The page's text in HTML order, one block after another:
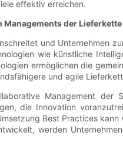
effektiv erreichen.
der Lieferkette
und Unternehmen
wie künstliche
ermöglichen die
und agile
Management der
die Innovation
Best Practices
werden